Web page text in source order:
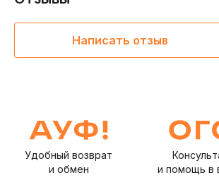
Написать отзыв
Удобный возврат
и обмен
и помощь в